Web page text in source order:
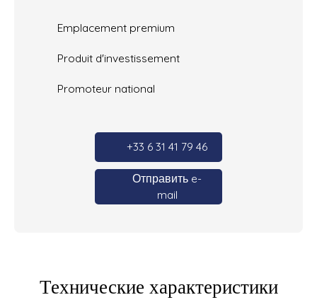
Emplacement premium
Produit d'investissement
Promoteur national
+33 6 31 41 79 46
Отправить e-
mail
Технические характеристики